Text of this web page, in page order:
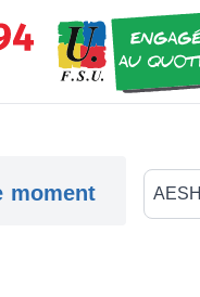
moment AESH